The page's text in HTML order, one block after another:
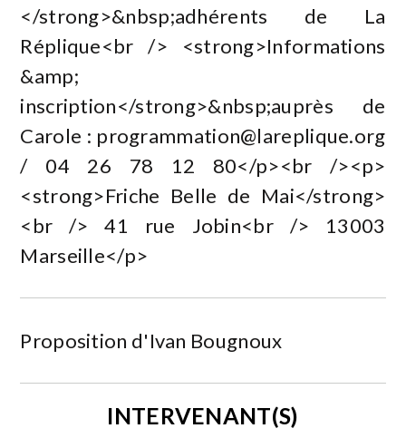
</strong>&nbsp;adhérents de La
Réplique<br /> <strong>Informations
&amp;
inscription</strong>&nbsp;auprès de
Carole : programmation@lareplique.org
/ 04 26 78 12 80</p><br /><p>
<strong>Friche Belle de Mai</strong>
<br /> 41 rue Jobin<br /> 13003
Marseille</p>
Proposition d'Ivan Bougnoux
INTERVENANT(S)